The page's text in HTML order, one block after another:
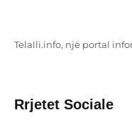
Telalli.info, një portal
Rrjetet Sociale